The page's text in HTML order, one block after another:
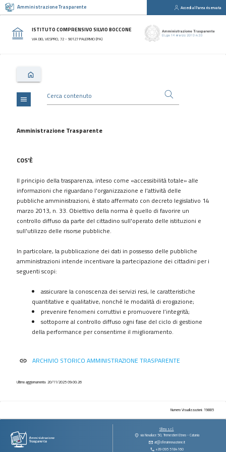
Amministrazione Trasparente Accedi all'area riservata
ISTITUTO COMPRENSIVO SILVIO BOCCONE
VIA DEL VESPRO, 72 - 90127 PALERMO (PA)
Sezioni
Disposizioni
Consulenti
collaboratori
Bandi
Performance
Enti
controllati
Attività
e
procedimenti
Controlli
sulle
contratti
contributi
vantaggi
immobili
e
menu
Amministrazione Trasparente
COS'È
Il principio della trasparenza, inteso come «accessibilità totale» alle
informazioni che riguardano l'organizzazione e l'attività delle
pubbliche amministrazioni, è stato affermato con decreto legislativo 14
marzo 2013, n. 33. Obiettivo della norma è quello di favorire un
controllo diffuso da parte del cittadino sull'operato delle istituzioni e
sull'utilizzo delle risorse pubbliche.
In particolare, la pubblicazione dei dati in possesso delle pubbliche
amministrazioni intende incentivare la partecipazione dei cittadini per i
seguenti scopi:
assicurare la conoscenza dei servizi resi, le caratteristiche
quantitative e qualitative, nonché le modalità di erogazione;
prevenire fenomeni corruttivi e promuovere l’integrità;
sottoporre al controllo diffuso ogni fase del ciclo di gestione
della performance per consentirne il miglioramento.
link ARCHIVIO STORICO AMMINISTRAZIONE TRASPARENTE
Ultimo aggiornamento: 20/11/2025 09:00:26
Numero Visualizzazioni: 19885
Sfera s.r.l.
via Novaluce 50, Tremestieri Etneo - Catania
at@sferainnovazione.it
+39 095 5184160